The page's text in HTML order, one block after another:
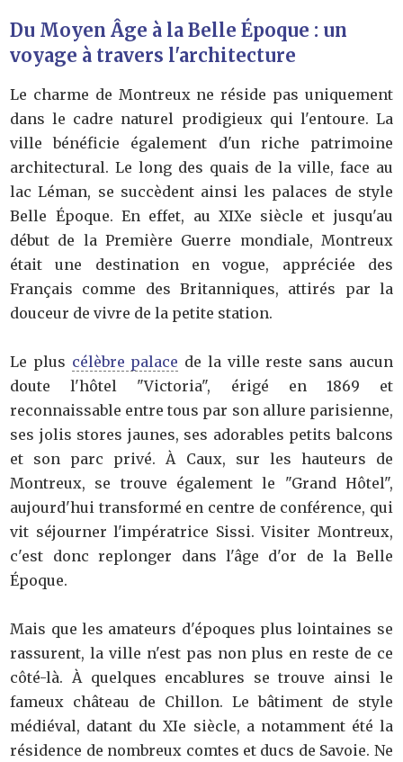
Du Moyen Âge à la Belle Époque : un
voyage à travers l'architecture
Le charme de Montreux ne réside pas uniquement
dans le cadre naturel prodigieux qui l'entoure. La
ville bénéficie également d'un riche patrimoine
architectural. Le long des quais de la ville, face au
lac Léman, se succèdent ainsi les palaces de style
Belle Époque. En effet, au XIXe siècle et jusqu'au
début de la Première Guerre mondiale, Montreux
était une destination en vogue, appréciée des
Français comme des Britanniques, attirés par la
douceur de vivre de la petite station.
Le plus célèbre palace de la ville reste sans aucun
doute l'hôtel "Victoria", érigé en 1869 et
reconnaissable entre tous par son allure parisienne,
ses jolis stores jaunes, ses adorables petits balcons
et son parc privé. À Caux, sur les hauteurs de
Montreux, se trouve également le "Grand Hôtel",
aujourd'hui transformé en centre de conférence, qui
vit séjourner l'impératrice Sissi. Visiter Montreux,
c'est donc replonger dans l'âge d'or de la Belle
Époque.
Mais que les amateurs d'époques plus lointaines se
rassurent, la ville n'est pas non plus en reste de ce
côté-là. À quelques encablures se trouve ainsi le
fameux château de Chillon. Le bâtiment de style
médiéval, datant du XIe siècle, a notamment été la
résidence de nombreux comtes et ducs de Savoie. Ne